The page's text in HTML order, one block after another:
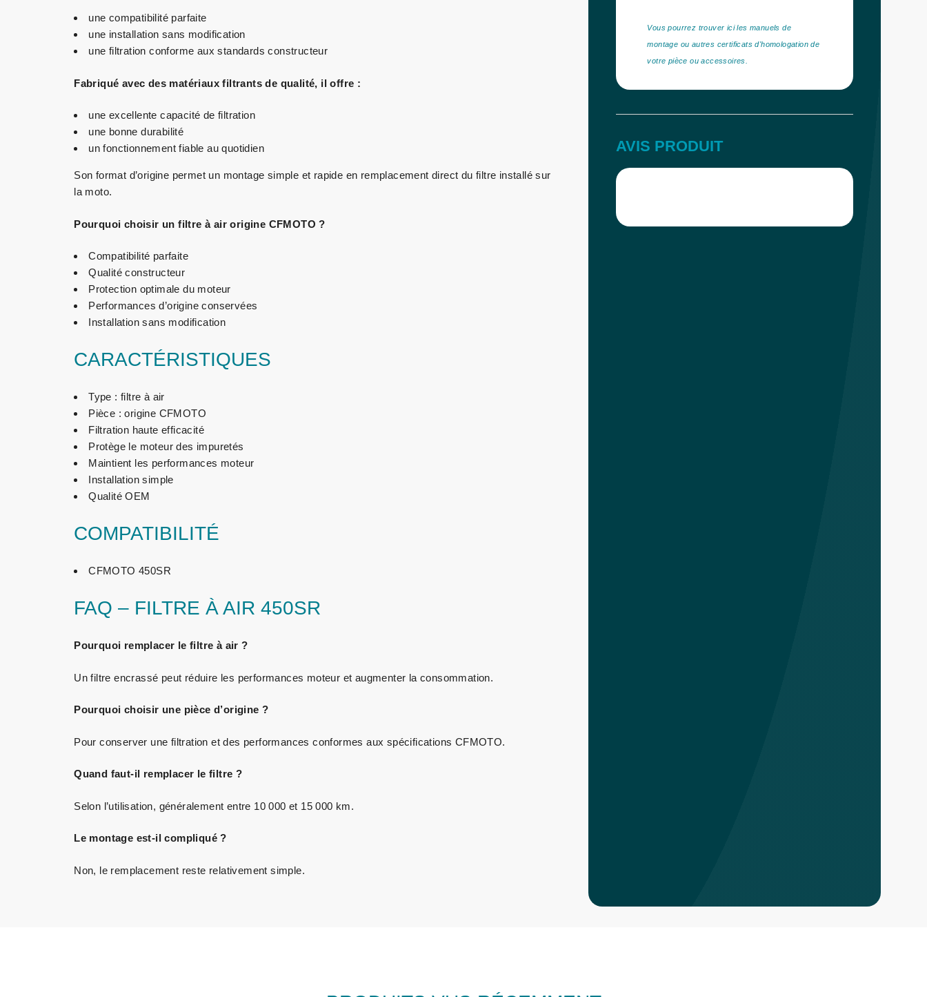
une compatibilité parfaite
une installation sans modification
une filtration conforme aux standards constructeur
Fabriqué avec des matériaux filtrants de qualité, il offre :
une excellente capacité de filtration
une bonne durabilité
un fonctionnement fiable au quotidien
Son format d’origine permet un montage simple et rapide en remplacement direct du filtre installé sur
la moto.
Pourquoi choisir un filtre à air origine CFMOTO ?
Compatibilité parfaite
Qualité constructeur
Protection optimale du moteur
Performances d’origine conservées
Installation sans modification
CARACTÉRISTIQUES
Type : filtre à air
Pièce : origine CFMOTO
Filtration haute efficacité
Protège le moteur des impuretés
Maintient les performances moteur
Installation simple
Qualité OEM
COMPATIBILITÉ
CFMOTO 450SR
FAQ – FILTRE À AIR 450SR
Pourquoi remplacer le filtre à air ?
Un filtre encrassé peut réduire les performances moteur et augmenter la consommation.
Pourquoi choisir une pièce d’origine ?
Pour conserver une filtration et des performances conformes aux spécifications CFMOTO.
Quand faut-il remplacer le filtre ?
Selon l’utilisation, généralement entre 10 000 et 15 000 km.
Le montage est-il compliqué ?
Non, le remplacement reste relativement simple.
Vous pourrez trouver ici les manuels de
montage ou autres certificats d'homologation de
votre pièce ou accessoires.
AVIS PRODUIT